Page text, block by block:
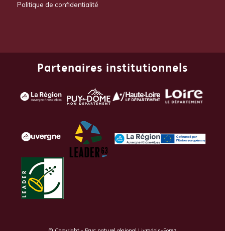
Politique de confidentialité
Partenaires institutionnels